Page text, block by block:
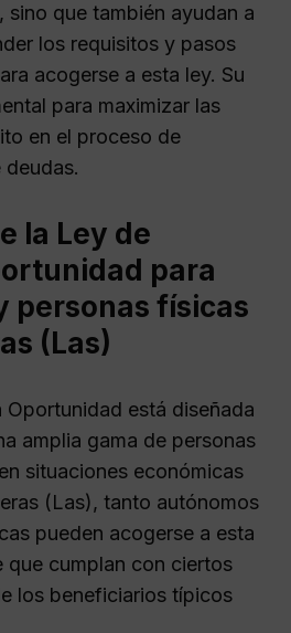
sino que también ayudan a
los requisitos y pasos
acogerse a esta ley. Su
para maximizar las
en el proceso de
la Ley de
para
personas físicas
(Las)
Oportunidad está diseñada
amplia gama de personas
situaciones económicas
(Las), tanto autónomos
pueden acogerse a esta
que cumplan con ciertos
los beneficiarios típicos